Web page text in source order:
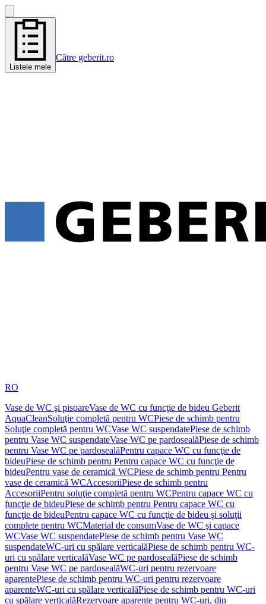
Listele mele
Către geberit.ro
RO
Vase de WC şi pisoareVase de WC cu funcţie de bideu Geberit
AquaCleanSoluţie completă pentru WCPiese de schimb pentru
Soluţie completă pentru WCVase WC suspendatePiese de schimb
pentru Vase WC suspendateVase WC pe pardosealăPiese de schimb
pentru Vase WC pe pardosealăPentru capace WC cu funcţie de
bideuPiese de schimb pentru Pentru capace WC cu funcţie de
bideuPentru vase de ceramică WCPiese de schimb pentru Pentru
vase de ceramică WCAccesoriiPiese de schimb pentru
AccesoriiPentru soluţie completă pentru WCPentru capace WC cu
funcţie de bideuPiese de schimb pentru Pentru capace WC cu
funcţie de bideuPentru capace WC cu funcţie de bideu şi soluţii
complete pentru WCMaterial de consumVase de WC şi capace
WCVase WC suspendatePiese de schimb pentru Vase WC
suspendateWC-uri cu spălare verticalăPiese de schimb pentru WC-
uri cu spălare verticalăVase WC pe pardosealăPiese de schimb
pentru Vase WC pe pardosealăWC-uri pentru rezervoare
aparentePiese de schimb pentru WC-uri pentru rezervoare
aparenteWC-uri cu spălare verticalăPiese de schimb pentru WC-uri
cu spălare verticalăRezervoare aparente pentru WC-uri, din